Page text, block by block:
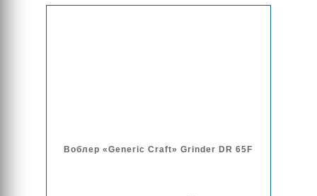
Воблер «Generic Craft» Grinder DR 65F